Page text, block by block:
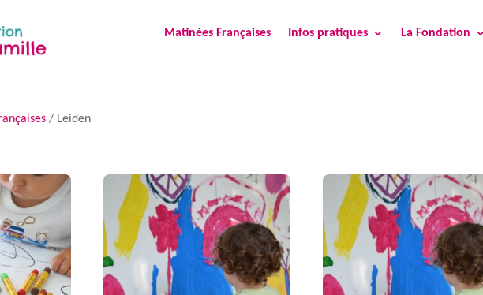
Matinées Françaises Infos pratiques La Fondation
/ Leiden